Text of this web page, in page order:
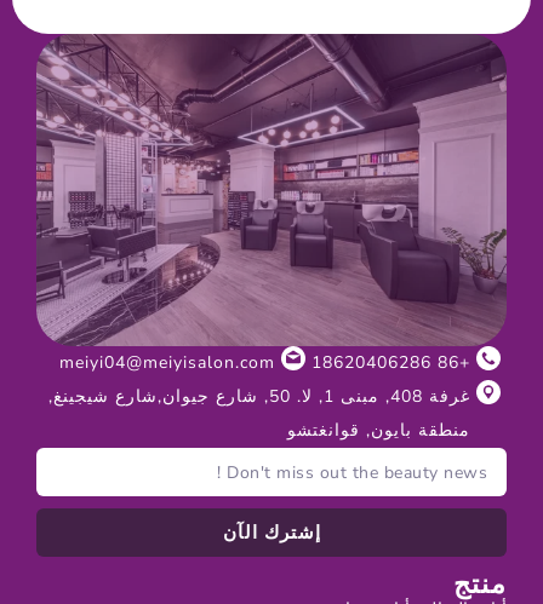
+86 18620406286
meiyi04@meiyisalon.com
غرفة 408, مبنى 1, لا. 50, شارع جيوان,شارع شيجينغ,
منطقة بايون, قوانغتشو
إشترك الآن
منتج